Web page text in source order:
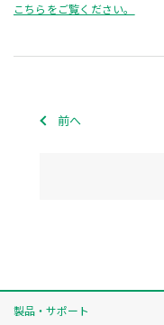
こちらをご覧ください。
前へ
製品・サポート